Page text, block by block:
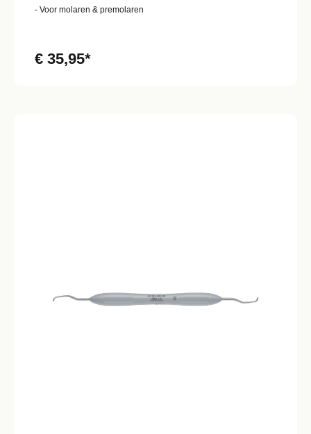
- Voor molaren & premolaren
€ 35,95*